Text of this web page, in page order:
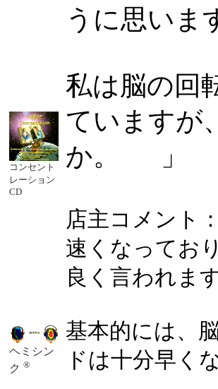
コンセント
レーション
CD
ヘミシン
ク ®
うに思いま
私は脳の回
ていますが
か。 」 （
店主コメント
速くなってお
良く言われま
基本的には、
ドは十分早く